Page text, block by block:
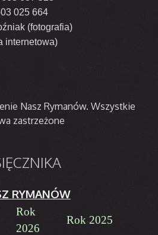
025 664
(fotografia)
internetowa)
Nasz Rymanów. Wszystkie
zastrzeżone
RYMANÓW
Rok
2026
Rok 2025